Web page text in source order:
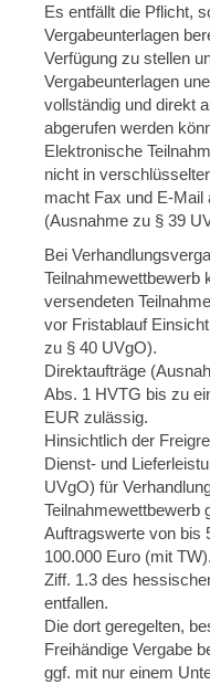
Es entfällt die Pflicht,
Vergabeunterlagen
Verfügung zu stellen
Vergabeunterlagen
vollständig und direkt
abgerufen werden
Elektronische
nicht in
macht Fax und E-
(Ausnahme zu § 39
Bei
Teilnahmewettbewerb
versendeten
vor Fristablauf
zu § 40 UVgO).
Direktaufträge
Abs. 1 HVTG bis zu
EUR zulässig.
Hinsichtlich der
Dienst- und
UVgO) für
Teilnahmewettbewerb
Auftragswerte von bis
100.000 Euro (mit TW).
Ziff. 1.3 des
entfallen.
Die dort geregelten,
Freihändige Vergabe
ggf. mit nur einem